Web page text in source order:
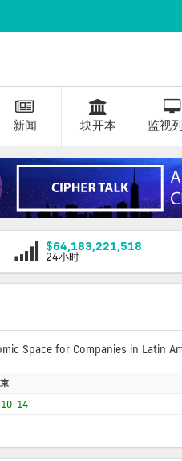
新闻 块开本 监视
$64,183,221,518
24小时
Space for Companies in Latin
14